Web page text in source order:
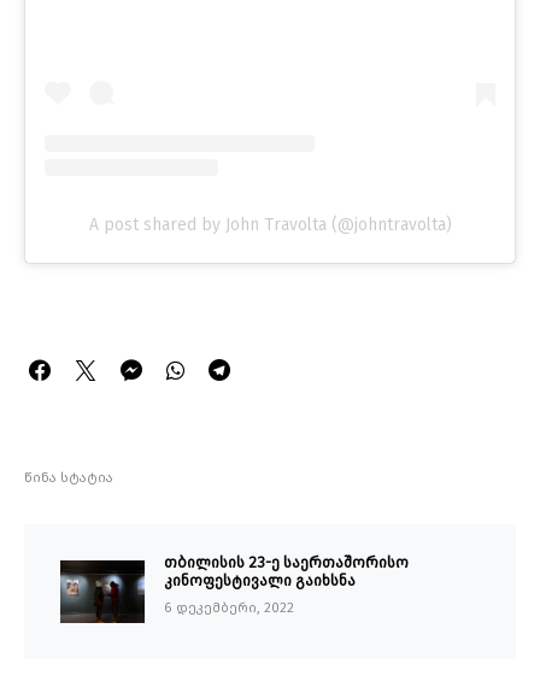
A post shared by John Travolta (@johntravolta)
წინა სტატია
თბილისის 23-ე საერთაშორისო
კინოფესტივალი გაიხსნა
6 დეკემბერი, 2022